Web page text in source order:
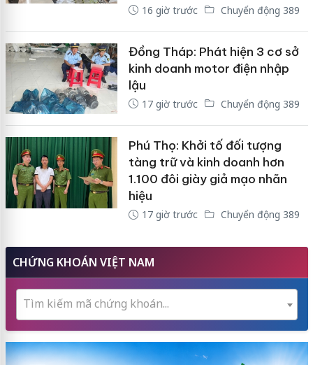
16 giờ trước Chuyển động 389
Đồng Tháp: Phát hiện 3 cơ sở
kinh doanh motor điện nhập
lậu
17 giờ trước Chuyển động 389
Phú Thọ: Khởi tố đối tượng
tàng trữ và kinh doanh hơn
1.100 đôi giày giả mạo nhãn
hiệu
17 giờ trước Chuyển động 389
CHỨNG KHOÁN VIỆT NAM
Tìm kiếm mã chứng khoán...